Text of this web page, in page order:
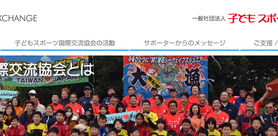
子どもスポーツ国際交流協会の活動 サポーターからのメッセージ ご支援/お問